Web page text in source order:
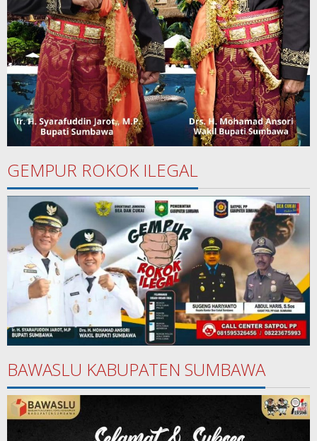
GEMPUR ROKOK ILEGAL
BAWASLU KABUPATEN SUMBAWA